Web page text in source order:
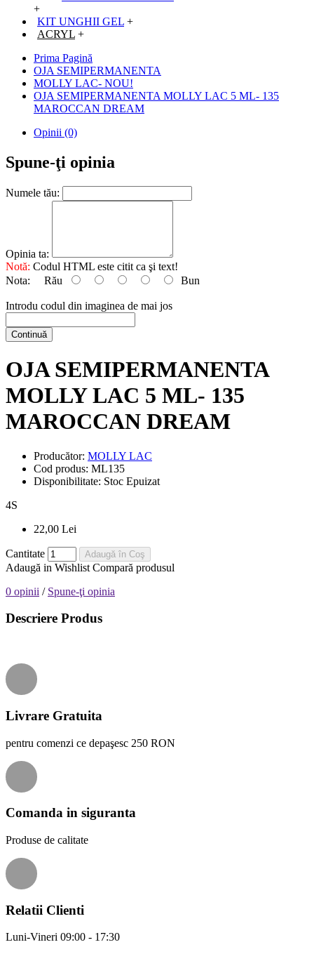
+
KIT UNGHII GEL +
ACRYL +
Prima Pagină
OJA SEMIPERMANENTA
MOLLY LAC- NOU!
OJA SEMIPERMANENTA MOLLY LAC 5 ML- 135
MAROCCAN DREAM
Opinii (0)
Spune-ţi opinia
Numele tău:
Opinia ta:
Notă: Codul HTML este citit ca şi text!
Nota: Rău Bun
Introdu codul din imaginea de mai jos
Continuă
OJA SEMIPERMANENTA
MOLLY LAC 5 ML- 135
MAROCCAN DREAM
Producător: MOLLY LAC
Cod produs: ML135
Disponibilitate: Stoc Epuizat
4S
22,00 Lei
Cantitate Adaugă în Coş
Adaugă in Wishlist Compară produsul
0 opinii / Spune-ţi opinia
Descriere Produs
Livrare Gratuita
pentru comenzi ce depaşesc 250 RON
Comanda in siguranta
Produse de calitate
Relatii Clienti
Luni-Vineri 09:00 - 17:30